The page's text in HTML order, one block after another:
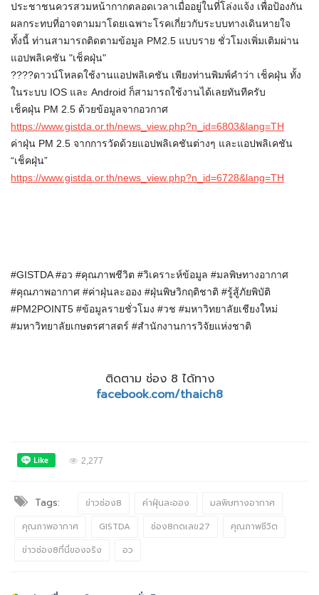
ประชาชนควรสวมหน้ากากตลอดเวลาเมื่ออยู่ในที่โล่งแจ้ง เพื่อป้องกัน
ผลกระทบที่อาจตามมาโดยเฉพาะโรคเกี่ยวกับระบบทางเดินหายใจ
ทั้งนี้ ท่านสามารถติดตามข้อมูล PM2.5 แบบราย ชั่วโมงเพิ่มเติมผ่าน
แอปพลิเคชัน "เช็คฝุ่น"
????ดาวน์โหลดใช้งานแอปพลิเคชัน เพียงท่านพิมพ์คำว่า เช็คฝุ่น ทั้ง
ในระบบ IOS และ Android ก็สามารถใช้งานได้เลยทันทีครับ
เช็คฝุ่น PM 2.5 ด้วยข้อมูลจากอวกาศ
https://www.gistda.or.th/news_view.php?n_id=6803&lang=TH
ค่าฝุ่น PM 2.5 จากการวัดด้วยแอปพลิเคชันต่างๆ และแอปพลิเคชัน
“เช็คฝุ่น”
https://www.gistda.or.th/news_view.php?n_id=6728&lang=TH
#GISTDA #อว #คุณภาพชีวิต #วิเคราะห์ข้อมูล #มลพิษทางอากาศ
#คุณภาพอากาศ #ค่าฝุ่นละออง #ฝุ่นพิษวิกฤติชาติ #รู้สู้ภัยพิบัติ
#PM2POINT5 #ข้อมูลรายชั่วโมง #วช #มหาวิทยาลัยเชียงใหม่
#มหาวิทยาลัยเกษตรศาสตร์ #สำนักงานการวิจัยแห่งชาติ
ติดตาม ช่อง 8 ได้ทาง
facebook.com/thaich8
2,277
Tags: ข่าวช่อง8 ค่าฝุ่นละออง
มลพิษทางอากาศ
คุณภาพอากาศ
GISTDA ช่อง8กดเลข27
คุณภาพชีวิต
ข่าวช่อง8ที่นี่ของจริง
อว